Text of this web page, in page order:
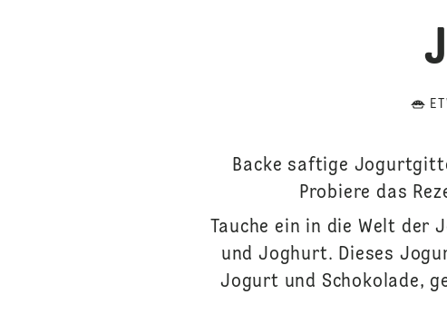
Backe saftige
Probiere das
Tauche ein in die Welt der
und Joghurt. Dieses
Jogurt und Schokolade,